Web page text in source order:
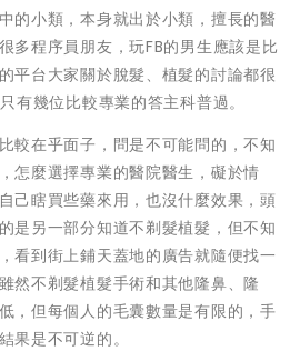
的小類，本身就出於小類，擅長的醫
多程序員朋友，玩FB的男生應該是比
平台大家關於脫髮、植髮的討論都很
有幾位比較專業的答主科普過。
較在乎面子，問是不可能問的，不知
怎麼選擇專業的醫院醫生，礙於情
己瞎買些藥來用，也沒什麼效果，頭
是另一部分知道不剃髮植髮，但不知
看到街上鋪天蓋地的廣告就隨便找一
然不剃髮植髮手術和其他隆鼻、隆
，但每個人的毛囊數量是有限的，手
果是不可逆的。